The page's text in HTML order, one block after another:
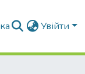
Увійти